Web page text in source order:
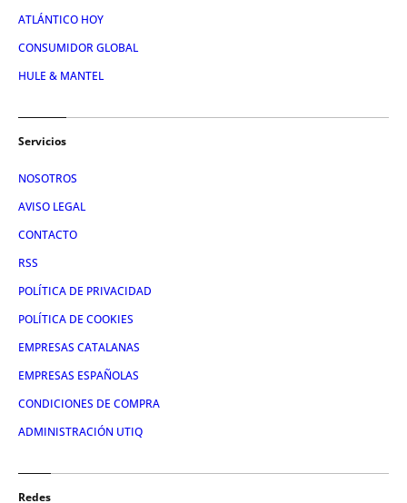
ATLÁNTICO HOY
CONSUMIDOR GLOBAL
HULE & MANTEL
Servicios
NOSOTROS
AVISO LEGAL
CONTACTO
RSS
POLÍTICA DE PRIVACIDAD
POLÍTICA DE COOKIES
EMPRESAS CATALANAS
EMPRESAS ESPAÑOLAS
CONDICIONES DE COMPRA
ADMINISTRACIÓN UTIQ
Redes